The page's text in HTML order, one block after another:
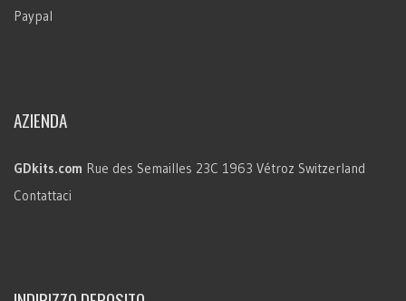
Paypal
AZIENDA
GDkits.com Rue des Semailles 23C 1963 Vétroz Switzerland
Contattaci